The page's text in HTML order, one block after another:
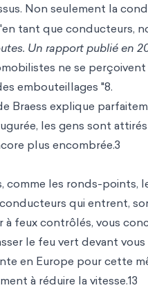
Non seulement la
tant que conducteurs,
Un rapport publié en
ne se
embouteillages "8.
Braess explique
les gens sont
plus encombrée.3
comme les ronds-points,
qui entrent,
à feux contrôlés, vous
le feu vert devant vous
en Europe pour cette
à réduire la vitesse.13